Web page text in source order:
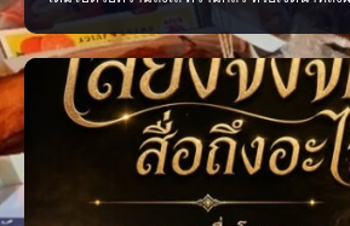
ตัว ควรอธิษฐานด้วยถ้อยคำที่ชัดเจน สุภาพ และเ
ใจของเรามั่นคงและพร้อมก้าวไปสู่สิ่งที่ปรารถน
พูดแบบไหนเวลาอธิษฐานบ้าง? #คำอธิษฐาน #พ